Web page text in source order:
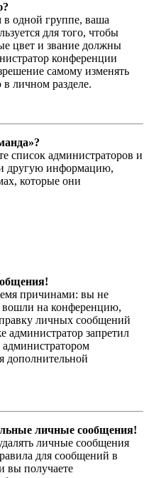
в одной группе, ваша
для того, чтобы
цвет и звание должны
конференции
самому изменять
личном разделе.
список администраторов и
другую информацию,
которые они
причинами: вы не
вошли на конференцию,
личных сообщений
администратор запретил
дополнительной
личные сообщения!
личные сообщения
для сообщений в
вы получаете